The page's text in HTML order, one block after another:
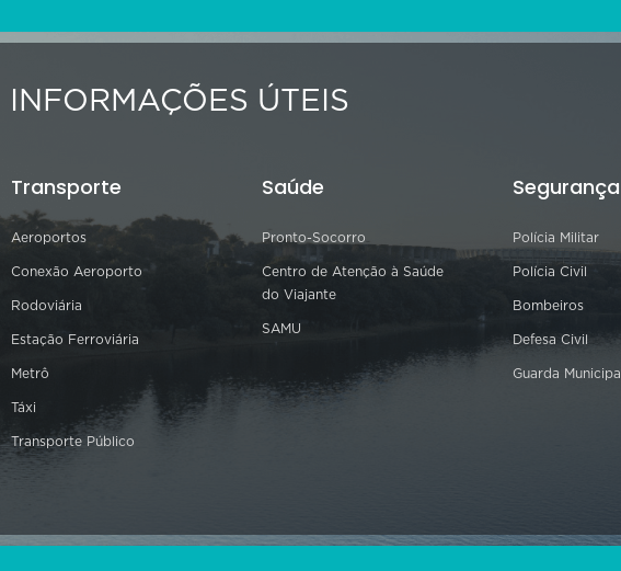
INFORMAÇÕES ÚTEIS
Transporte
Aeroportos
Conexão Aeroporto
Rodoviária
Estação Ferroviária
Metrô
Táxi
Transporte Público
Saúde
Pronto-Socorro
Centro de Atenção à Saúde
do Viajante
SAMU
Segurança
Polícia Militar
Polícia Civil
Bombeiros
Defesa Civil
Guarda Municipal